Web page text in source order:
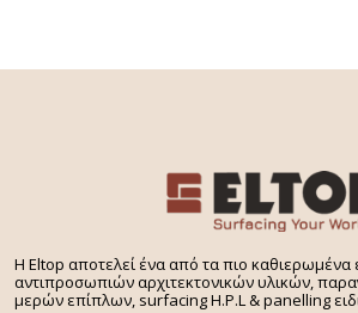
H Eltop αποτελεί ένα από τα πιο
αντιπροσωπιών αρχιτεκτονικών υλικών,
μερών επίπλων, surfacing H.P.L & panelling